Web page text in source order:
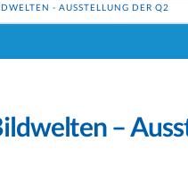
- AUSSTELLUNG DER Q2
–